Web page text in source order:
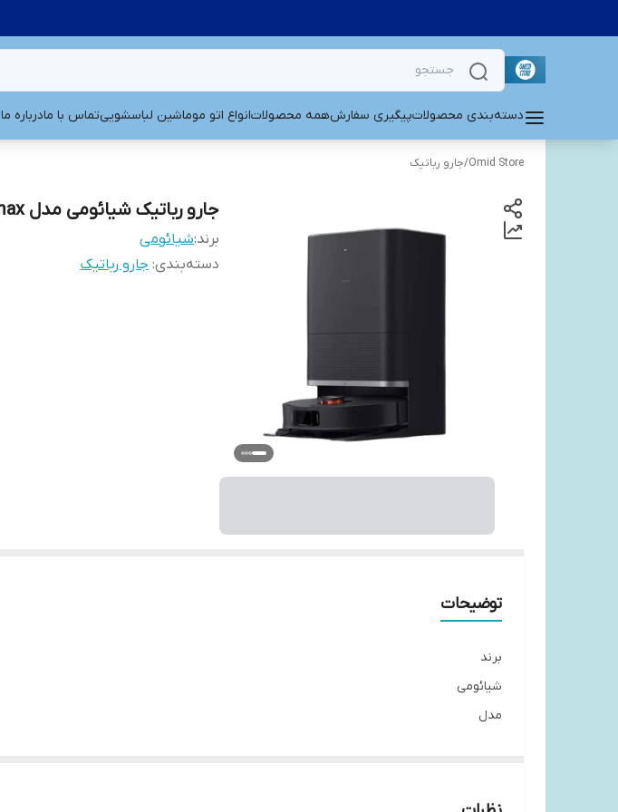
دسته‌بندی محصولاتپیگیری سفارشهمه محصولاتانواع اتو موماشین لباسشوییتماس با مادرباره ما
Omid Store
/جارو رباتیک
جارو رباتیک شیائومی مدل X20 max
برند:شیائومی
دسته‌بندی: جارو رباتیک
توضیحات
برند
شیائومی
مدل
جارو رباتیک + تی‌کشی